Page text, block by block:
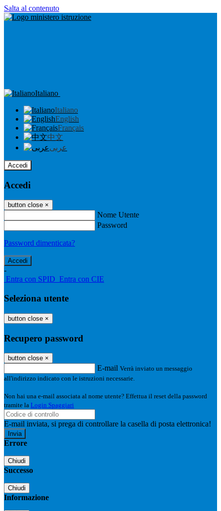
Salta al contenuto
Italiano
Italiano
English
Français
中文
عربى
Accedi
Accedi
button close ×
Nome Utente
Password
Password dimenticata?
-
Entra con SPID Entra con CIE
Seleziona utente
button close ×
Recupero password
button close ×
E-mail Verrà inviato un messaggio
all'indirizzo indicato con le istruzioni necessarie.
Non hai una e-mail associata al nome utente? Effettua il reset della password
tramite la Login Spaggiari
E-mail inviata, si prega di controllare la casella di posta elettronica!
Errore
Chiudi
Successo
Chiudi
Informazione